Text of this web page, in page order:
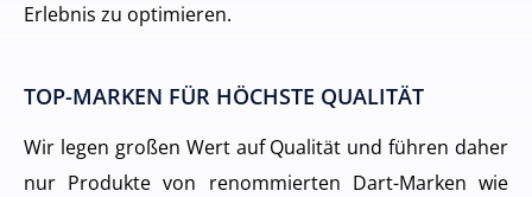
Erlebnis zu optimieren.
TOP-MARKEN FÜR HÖCHSTE QUALITÄT
Wir legen großen Wert auf Qualität und führen daher
nur Produkte von renommierten Dart-Marken wie